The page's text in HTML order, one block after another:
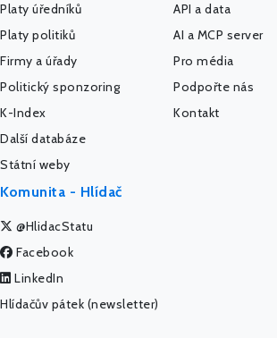
Platy úředníků
Platy politiků
Firmy a úřady
Politický sponzoring
K-Index
Další databáze
Státní weby
API a data
AI a MCP server
Pro média
Podpořte nás
Kontakt
Komunita - Hlídač
@HlidacStatu
Facebook
LinkedIn
Hlídačův pátek (newsletter)